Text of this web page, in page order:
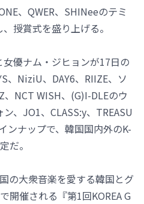
、QWER、SHINeeのテミ
授賞式を盛り上げる。
優ナム・ジヒョンが17日の
、NiziU、DAY6、RIIZE、ソ
、NCT WISH、(G)I-DLEのウ
、JO1、CLASS:y、TREASU
ンナップで、韓国国内外のK-
だ。
の大衆音楽を愛する韓国とグ
開催される『第1回KOREA G